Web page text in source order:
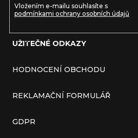
UŽITEČNÉ ODKAZY
HODNOCENÍ OBCHODU
REKLAMAČNÍ FORMULÁŘ
GDPR
Vložením e-mailu souhlasíte s
podmínkami ochrany osobních údajů
Přihlásit se